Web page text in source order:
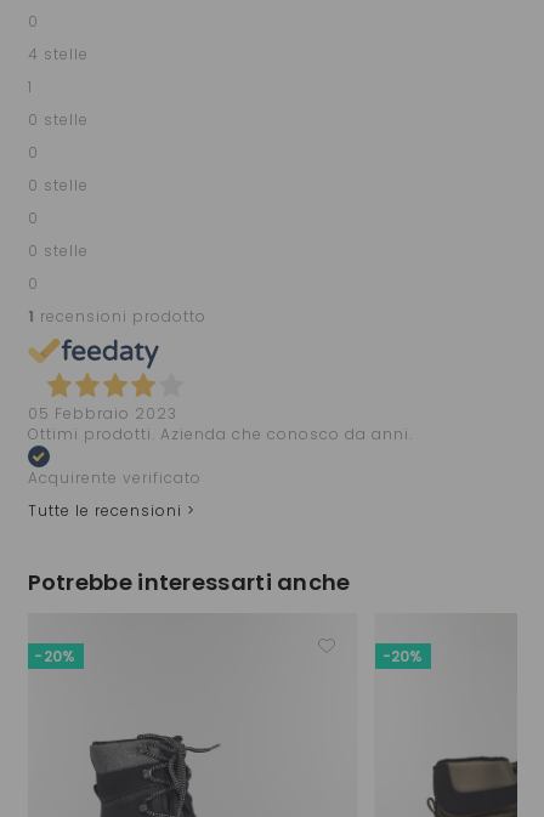
0
4 stelle
1
0 stelle
0
0 stelle
0
0 stelle
0
1 recensioni prodotto
05 Febbraio 2023
Ottimi prodotti. Azienda che conosco da anni.
Acquirente verificato
Tutte le recensioni >
Potrebbe interessarti anche
-20% -20%